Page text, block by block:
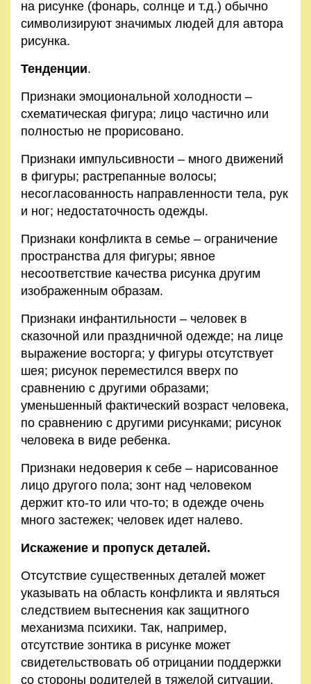
на рисунке (фонарь, солнце и т.д.) обычно
символизируют значимых людей для автора
рисунка.
Тенденции.
Признаки эмоциональной холодности –
схематическая фигура; лицо частично или
полностью не прорисовано.
Признаки импульсивности – много движений
в фигуры; растрепанные волосы;
несогласованность направленности тела, рук
и ног; недостаточность одежды.
Признаки конфликта в семье – ограничение
пространства для фигуры; явное
несоответствие качества рисунка другим
изображенным образам.
Признаки инфантильности – человек в
сказочной или праздничной одежде; на лице
выражение восторга; у фигуры отсутствует
шея; рисунок переместился вверх по
сравнению с другими образами;
уменьшенный фактический возраст человека,
по сравнению с другими рисунками; рисунок
человека в виде ребенка.
Признаки недоверия к себе – нарисованное
лицо другого пола; зонт над человеком
держит кто-то или что-то; в одежде очень
много застежек; человек идет налево.
Искажение и пропуск деталей.
Отсутствие существенных деталей может
указывать на область конфликта и являться
следствием вытеснения как защитного
механизма психики. Так, например,
отсутствие зонтика в рисунке может
свидетельствовать об отрицании поддержки
со стороны родителей в тяжелой ситуации.